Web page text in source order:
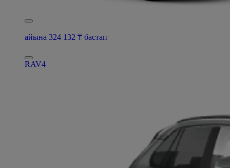
айына 324 132 ₸ бастап
RAV4